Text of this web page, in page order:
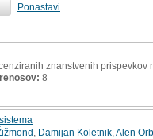
Ponastavi
znanstvenih prispevkov
8
Damijan Koletnik Alen